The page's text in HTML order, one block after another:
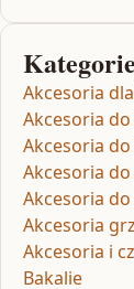
Kategorie
Akcesoria
Akcesoria
Akcesoria
Akcesoria
Akcesoria
Akcesoria
Akcesoria i
Bakalie